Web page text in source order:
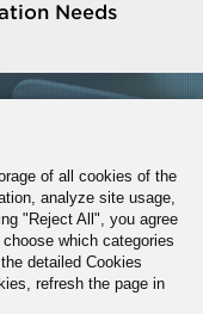
Needs
of all cookies of the
analyze site usage,
"Reject All", you agree
which categories
detailed Cookies
refresh the page in